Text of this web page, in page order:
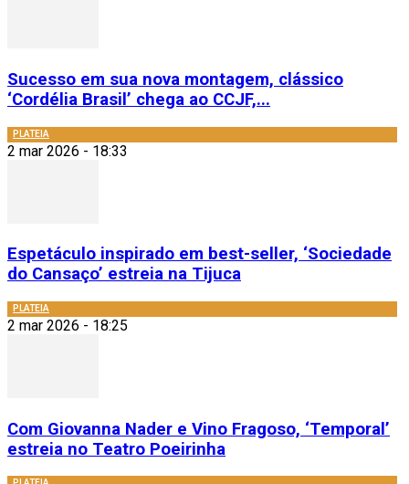
Sucesso em sua nova montagem, clássico
‘Cordélia Brasil’ chega ao CCJF,...
PLATEIA
2 mar 2026 - 18:33
Espetáculo inspirado em best-seller, ‘Sociedade
do Cansaço’ estreia na Tijuca
PLATEIA
2 mar 2026 - 18:25
Com Giovanna Nader e Vino Fragoso, ‘Temporal’
estreia no Teatro Poeirinha